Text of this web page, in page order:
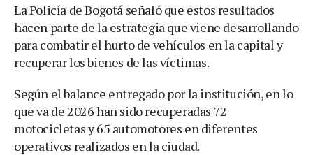
La Policía de Bogotá señaló que estos resultados
hacen parte de la estrategia que viene desarrollando
para combatir el hurto de vehículos en la capital y
recuperar los bienes de las víctimas.
Según el balance entregado por la institución, en lo
que va de 2026 han sido recuperadas 72
motocicletas y 65 automotores en diferentes
operativos realizados en la ciudad.